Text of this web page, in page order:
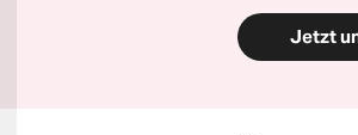
Jetzt